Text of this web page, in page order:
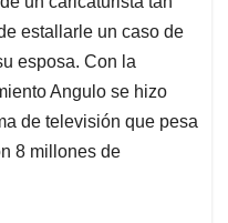
estallarle un caso de
esposa. Con la
Angulo se hizo
de televisión que pesa
8 millones de